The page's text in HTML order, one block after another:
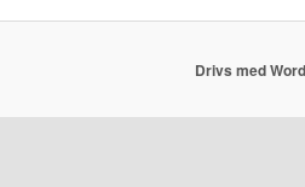
Drivs med